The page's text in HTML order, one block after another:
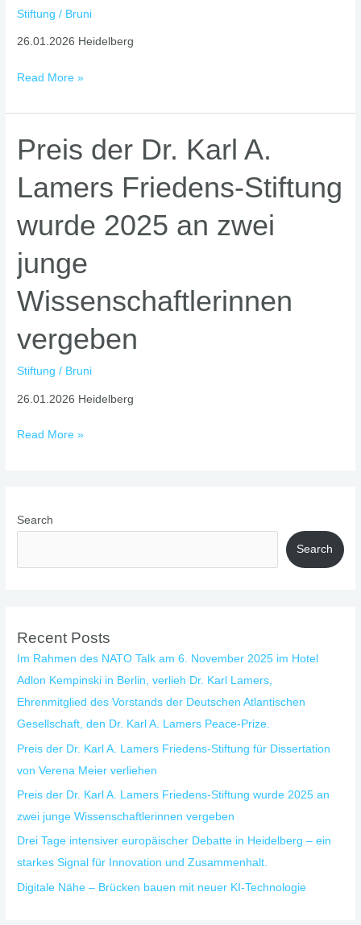
Stiftung / Bruni
26.01.2026 Heidelberg
für
Read More »
Preis der Dr. Karl A.
Lamers Friedens-Stiftung
wurde 2025 an zwei
junge
Wissenschaftlerinnen
vergeben
Stiftung / Bruni
26.01.2026 Heidelberg
Preis
der
Dr.
Karl
Lamers
Friedens-
Stiftung
wurde
2025
an
zwei
junge
Read More »
Search
Search
Recent Posts
Im Rahmen des NATO Talk am 6. November 2025 im Hotel
Adlon Kempinski in Berlin, verlieh Dr. Karl Lamers,
Ehrenmitglied des Vorstands der Deutschen Atlantischen
Gesellschaft, den Dr. Karl A. Lamers Peace-Prize.
Preis der Dr. Karl A. Lamers Friedens-Stiftung für Dissertation
von Verena Meier verliehen
Preis der Dr. Karl A. Lamers Friedens-Stiftung wurde 2025 an
zwei junge Wissenschaftlerinnen vergeben
Drei Tage intensiver europäischer Debatte in Heidelberg – ein
starkes Signal für Innovation und Zusammenhalt.
Digitale Nähe – Brücken bauen mit neuer KI-Technologie